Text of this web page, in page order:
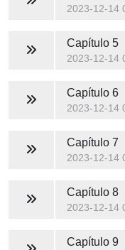
2023-12-14
Capítulo 5
2023-12-14
Capítulo 6
2023-12-14
Capítulo 7
2023-12-14
Capítulo 8
2023-12-14
Capítulo 9